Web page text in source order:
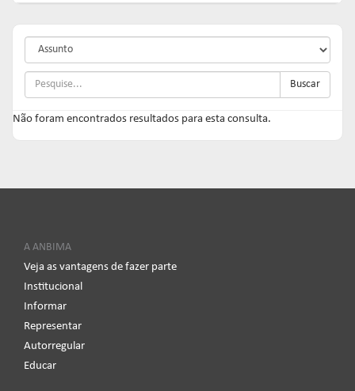
Buscar
Não foram encontrados resultados para esta consulta.
A ANBIMA
Veja as vantagens de fazer parte
Institucional
Informar
Representar
Autorregular
Educar